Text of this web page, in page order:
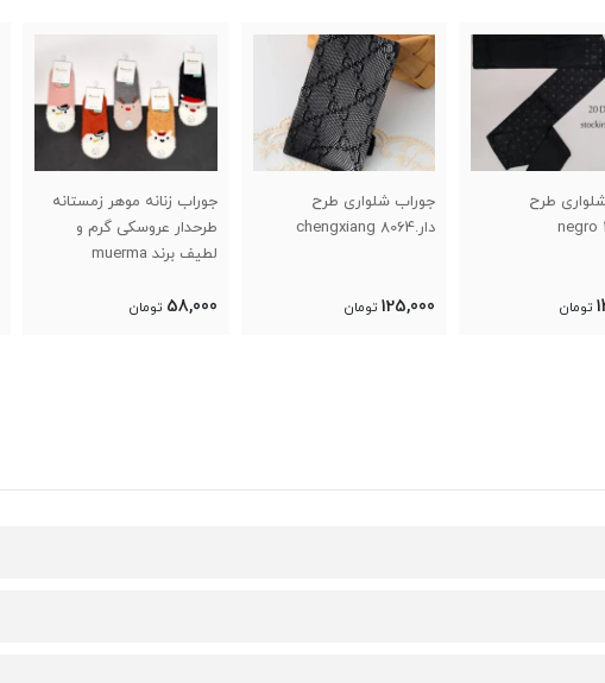
طرح
تومان
جوراب شلواری طرح
دار.8064 chengxiang
125,000 تومان
جوراب زنانه موهر زمستانه
طرحدار عروسکی گرم و
لطیف برند muerma
58,000 تومان